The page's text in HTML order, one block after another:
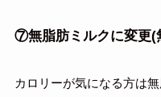
⑦無脂肪ミルクに変更(
カロリーが気になる方は